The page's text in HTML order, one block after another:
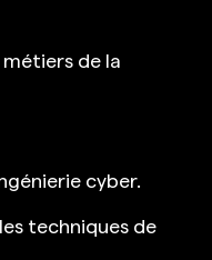
de la
cyber.
techniques de